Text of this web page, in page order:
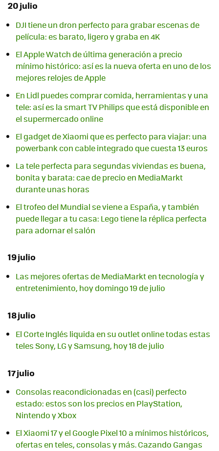
20 julio
DJI tiene un dron perfecto para grabar escenas de
película: es barato, ligero y graba en 4K
El Apple Watch de última generación a precio
mínimo histórico: así es la nueva oferta en uno de los
mejores relojes de Apple
En Lidl puedes comprar comida, herramientas y una
tele: así es la smart TV Philips que está disponible en
el supermercado online
El gadget de Xiaomi que es perfecto para viajar: una
powerbank con cable integrado que cuesta 13 euros
La tele perfecta para segundas viviendas es buena,
bonita y barata: cae de precio en MediaMarkt
durante unas horas
El trofeo del Mundial se viene a España, y también
puede llegar a tu casa: Lego tiene la réplica perfecta
para adornar el salón
19 julio
Las mejores ofertas de MediaMarkt en tecnología y
entretenimiento, hoy domingo 19 de julio
18 julio
El Corte Inglés liquida en su outlet online todas estas
teles Sony, LG y Samsung, hoy 18 de julio
17 julio
Consolas reacondicionadas en (casi) perfecto
estado: estos son los precios en PlayStation,
Nintendo y Xbox
El Xiaomi 17 y el Google Pixel 10 a mínimos históricos,
ofertas en teles, consolas y más. Cazando Gangas